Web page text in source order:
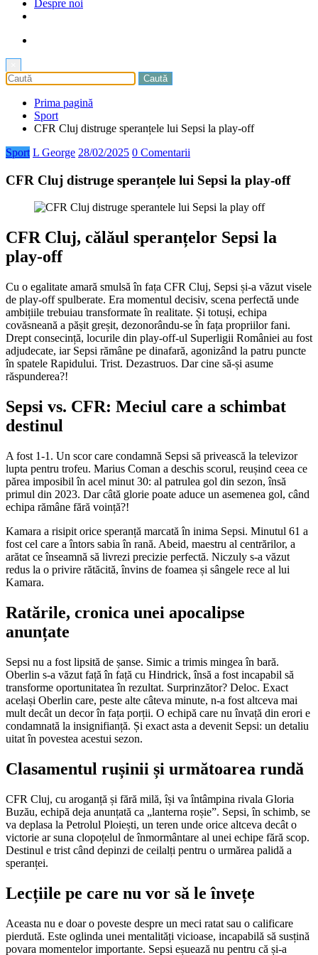
Despre noi
Prima pagină
Sport
CFR Cluj distruge speranțele lui Sepsi la play-off
Sport L George 28/02/2025 0 Comentarii
CFR Cluj distruge speranțele lui Sepsi la play-off
CFR Cluj, călăul speranțelor Sepsi la
play-off
Cu o egalitate amară smulsă în fața CFR Cluj, Sepsi și-a văzut visele
de play-off spulberate. Era momentul decisiv, scena perfectă unde
ambițiile trebuiau transformate în realitate. Și totuși, echipa
covăsneană a pășit greșit, dezonorându-se în fața propriilor fani.
Drept consecință, locurile din play-off-ul Superligii României au fost
adjudecate, iar Sepsi rămâne pe dinafară, agonizând la patru puncte
în spatele Rapidului. Trist. Dezastruos. Dar cine să-și asume
răspunderea?!
Sepsi vs. CFR: Meciul care a schimbat
destinul
A fost 1-1. Un scor care condamnă Sepsi să privească la televizor
lupta pentru trofeu. Marius Coman a deschis scorul, reușind ceea ce
părea imposibil în acel minut 30: al patrulea gol din sezon, însă
primul din 2023. Dar câtă glorie poate aduce un asemenea gol, când
echipa rămâne fără voință?!
Kamara a risipit orice speranță marcată în inima Sepsi. Minutul 61 a
fost cel care a întors sabia în rană. Abeid, maestru al centrărilor, a
arătat ce înseamnă să livrezi precizie perfectă. Niczuly s-a văzut
redus la o privire rătăcită, învins de foamea și sângele rece al lui
Kamara.
Ratările, cronica unei apocalipse
anunțate
Sepsi nu a fost lipsită de șanse. Simic a trimis mingea în bară.
Oberlin s-a văzut față în față cu Hindrick, însă a fost incapabil să
transforme oportunitatea în rezultat. Surprinzător? Deloc. Exact
același Oberlin care, peste alte câteva minute, n-a fost altceva mai
mult decât un decor în fața porții. O echipă care nu învață din erori e
condamnată la insignifianță. Și exact asta a devenit Sepsi: un detaliu
uitat în povestea acestui sezon.
Clasamentul rușinii și următoarea rundă
CFR Cluj, cu aroganță și fără milă, își va întâmpina rivala Gloria
Buzău, echipă deja anunțată ca „lanterna roșie”. Sepsi, în schimb, se
va deplasa la Petrolul Ploiești, un teren unde orice altceva decât o
victorie ar suna clopoțelul de înmormântare al unei echipe fără scop.
Destinul e trist când depinzi de ceilalți pentru o urmărea palidă a
speranței.
Lecțiile pe care nu vor să le învețe
Aceasta nu e doar o poveste despre un meci ratat sau o calificare
pierdută. Este oglinda unei mentalități vicioase, incapabilă să susțină
povara momentelor importante. Sepsi eșuează nu pentru că și-a